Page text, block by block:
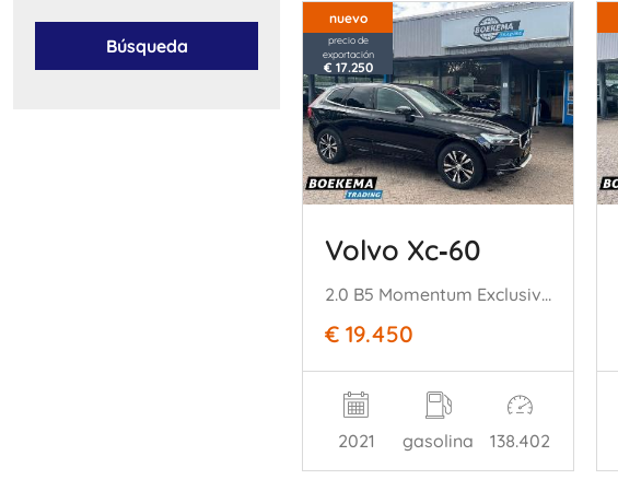
Búsqueda
nuevo
precio de
exportación
€ 17.250
Volvo Xc‑60
2.0 B5 Momentum Exclusive Leer Harman/Kardon Camera Stoel-Stuurverw
€ 19.450
2021 gasolina 138.402